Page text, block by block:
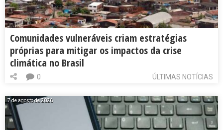
Comunidades vulneráveis criam estratégias
próprias para mitigar os impactos da crise
climática no Brasil
ÚLTIMAS NOTÍCIAS
0
7 de agosto de 2026